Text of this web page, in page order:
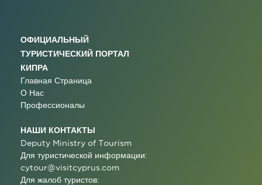
ОФИЦИАЛЬНЫЙ
ТУРИСТИЧЕСКИЙ ПОРТАЛ
КИПРА
Главная Страница
О Нас
Профессионалы
НАШИ КОНТАКТЫ
Deputy Ministry of Tourism
Для туристической информации:
cytour@visitcyprus.com
Для жалоб туристов: